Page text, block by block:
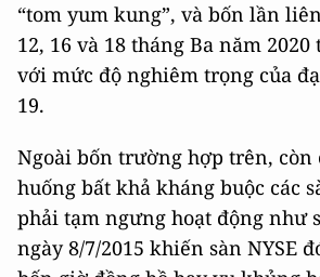
“tom yum kung”, và bốn lần
12, 16 và 18 tháng Ba năm
với mức độ nghiêm trọng của
19.
Ngoài bốn trường hợp trên, còn
huống bất khả kháng buộc các
phải tạm ngưng hoạt động như
ngày 8/7/2015 khiến sàn NYSE